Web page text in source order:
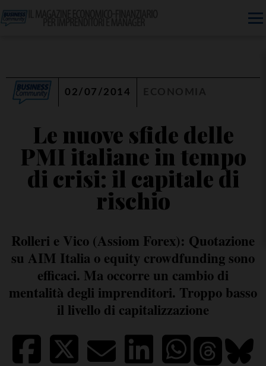
02/07/2014
Le nuove sfide delle
PMI italiane in tempo
di crisi: il capitale di
rischio
Rolleri e Vico (Assiom Forex): Quotazione
su AIM Italia o equity crowdfunding sono
efficaci. Ma occorre un cambio di
mentalità degli imprenditori. Troppo basso
il livello di capitalizzazione